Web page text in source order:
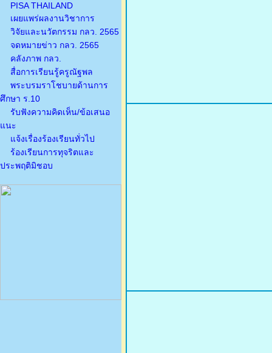
PISA THAILAND
เผยแพร่ผลงานวิชาการ
วิจัยและนวัตกรรม กลว. 2565
จดหมายข่าว กลว. 2565
คลังภาพ กลว.
สื่อการเรียนรู้ครูณัฐพล
พระบรมราโชบายด้านการ
ศึกษา ร.10
รับฟังความคิดเห็น/ข้อเสนอ
แนะ
แจ้งเรื่องร้องเรียนทั่วไป
ร้องเรียนการทุจริตและ
ประพฤติมิชอบ